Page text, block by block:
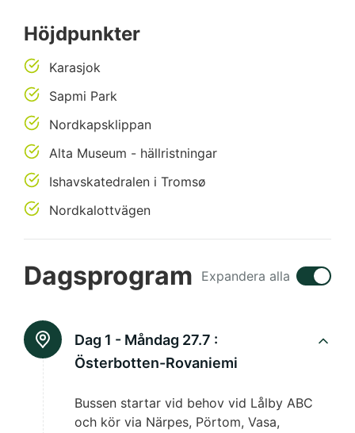
Höjdpunkter
Karasjok
Sapmi Park
Nordkapsklippan
Alta Museum - hällristningar
Ishavskatedralen i Tromsø
Nordkalottvägen
Dagsprogram Expandera alla
Dag 1 - Måndag 27.7 :
Österbotten-Rovaniemi
Bussen startar vid behov vid Lålby ABC
och kör via Närpes, Pörtom, Vasa,